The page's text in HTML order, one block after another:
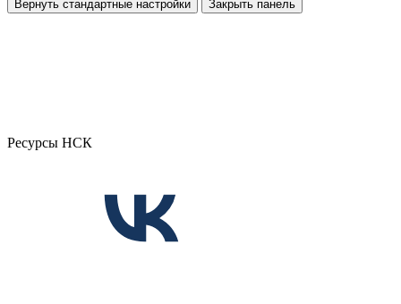
Вернуть стандартные настройки Закрыть панель
Ресурсы НСК